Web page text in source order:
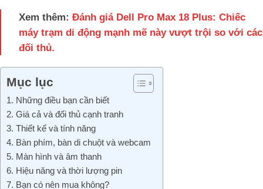
Xem thêm: Đánh giá Dell Pro Max 18 Plus: Chiếc
máy trạm di động mạnh mẽ này vượt trội so với các
đối thủ.
Mục lục
1. Những điều bạn cần biết
2. Giá cả và đối thủ cạnh tranh
3. Thiết kế và tính năng
4. Bàn phím, bàn di chuột và webcam
5. Màn hình và âm thanh
6. Hiệu năng và thời lượng pin
7. Bạn có nên mua không?